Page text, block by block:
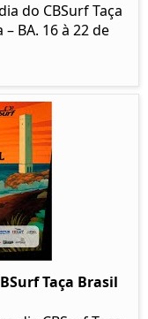
do CBSurf Taça
BA. 16 à 22 de
Taça Brasil